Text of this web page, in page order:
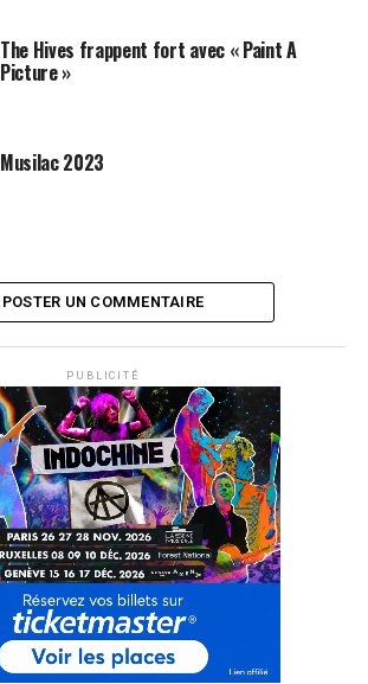
The Hives frappent fort avec « Paint A
Picture »
Musilac 2023
POSTER UN COMMENTAIRE
PUBLICITÉ